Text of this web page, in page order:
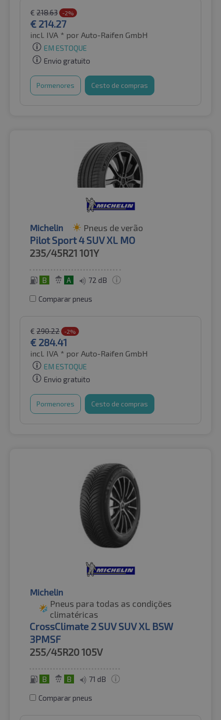
€ 218.63 -2%
€ 214.27
incl. IVA * por Auto-Raifen GmbH
EM ESTOQUE
Envio gratuito
Pormenores Cesto de compras
Michelin Pneus de verão
Pilot Sport 4 SUV XL MO
235/45R21 101Y
B A 72 dB
Comparar pneus
€ 290.22 -2%
€ 284.41
incl. IVA * por Auto-Raifen GmbH
EM ESTOQUE
Envio gratuito
Pormenores Cesto de compras
Michelin
Pneus para todas as condições
climatéricas
CrossClimate 2 SUV SUV XL BSW
3PMSF
255/45R20105V
B B 71 dB
Comparar pneus